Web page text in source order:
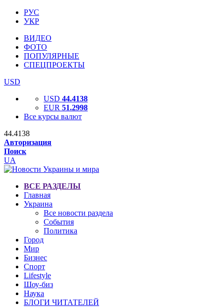
РУС
УКР
ВИДЕО
ФОТО
ПОПУЛЯРНЫЕ
СПЕЦПРОЕКТЫ
USD
USD 44.4138
EUR 51.2998
Все курсы валют
44.4138
Авторизация
Поиск
UA
ВСЕ РАЗДЕЛЫ
Главная
Украина
Все новости раздела
События
Политика
Город
Мир
Бизнес
Спорт
Lifestyle
Шоу-биз
Наука
БЛОГИ ЧИТАТЕЛЕЙ